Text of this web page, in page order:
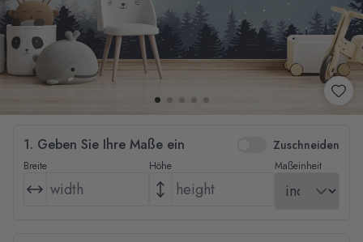
1. Geben Sie Ihre Maße ein Zuschneiden
Breite Höhe Maßeinheit